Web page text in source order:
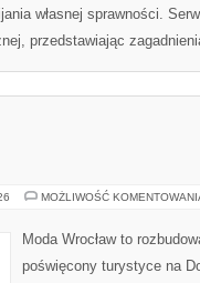
własnej sprawności.
przedstawiając
MOŻLIWOŚĆ
Moda Wrocław to
poświęcony turystyce na